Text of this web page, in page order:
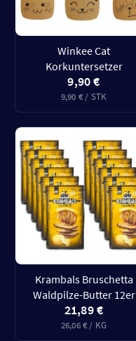
Winkee Cat
Korkuntersetzer
9,90 €
9,90 € / STK
Krambals Bruschetta
Waldpilze-Butter 12er
21,89 €
26,06 € / KG